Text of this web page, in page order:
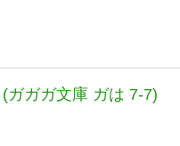
ガガガ文庫 ガは 7-7)